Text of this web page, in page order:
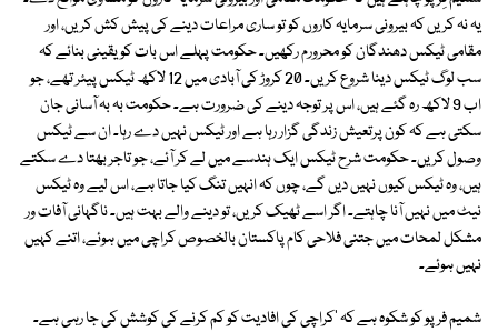
یہ نہ کریں کہ بیرونی سرمایہ کاروں کو تو ساری مراعات دینے کی پیش کش کریں، اور
مقامی ٹیکس دھندگان کو محرورم رکھیں۔ حکومت پہلے اس بات کو یقینی بنائے کہ
سب لوگ ٹیکس دینا شروع کریں۔ 20 کروڑ کی آبادی میں 12 لاکھ ٹیکس پیئر تھے، جو
اب 9 لاکھ رہ گئے ہیں، اس پر توجہ دینے کی ضرورت ہے۔ حکومت بہ بہ آسانی جان
سکتی ہے کہ کون پرتعیش زندگی گزار رہا ہے اور ٹیکس نہیں دے رہا۔ ان سے ٹیکس
وصول کریں۔ حکومت شرح ٹیکس ایک ہندسے میں لے کر آئے، جو تاجر بھتا دے سکتے
ہیں، وہ ٹیکس کیوں نہیں دیں گے، چوں کہ انہیں تنگ کیا جاتا ہے، اس لیے وہ ٹیکس
نیٹ میں نہیں آنا چاہتے۔ اگر اسے ٹھیک کریں، تو دینے والے بہت ہیں۔ ناگہانی آفات ور
مشکل لمحات میں جتنی فلاحی کام پاکستان بالخصوص کراچی میں ہوئے، اتنے کہیں
نہیں ہوئے۔
شمیم فرپو کو شکوہ ہے کہ 'کراچی کی افادیت کو کم کرنے کی کوشش کی جا رہی ہے۔